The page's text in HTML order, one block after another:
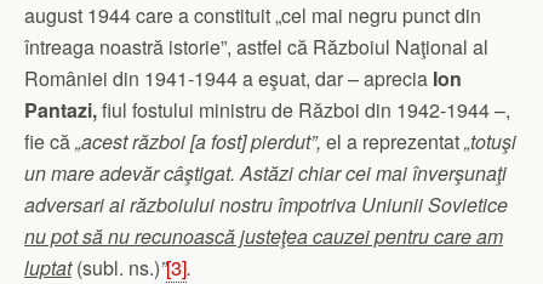
august 1944 care a constituit „cel mai negru punct din
întreaga noastră istorie”, astfel că Războiul Naţional al
României din 1941-1944 a eşuat, dar – aprecia Ion
Pantazi,fiul fostului ministru de Război din 1942-1944 –,
fie că„acest război [a fost] pierdut”, el a reprezentat„totuşi
un mare adevăr câştigat. Astăzi chiar cei mai înverşunaţi
adversari ai războiului nostru împotriva Uniunii Sovietice
nu pot să nu recunoască justeţea cauzei pentru care am
luptat (subl. ns.)”[3].